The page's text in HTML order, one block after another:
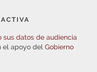
sus datos de audiencia
el apoyo del Gobierno